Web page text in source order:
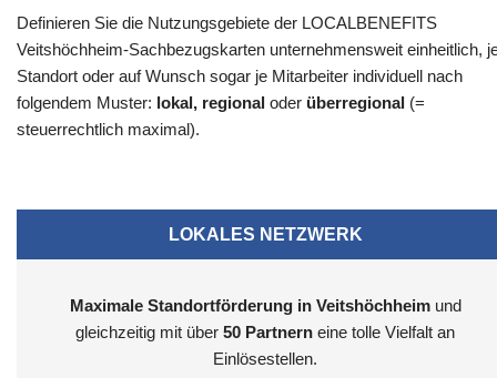
Definieren Sie die Nutzungsgebiete der LOCALBENEFITS
Veitshöchheim-Sachbezugskarten unternehmensweit einheitlich,
Standort oder auf Wunsch sogar je Mitarbeiter individuell nach
folgendem Muster: lokal, regional oder überregional (=
steuerrechtlich maximal).
LOKALES NETZWERK
Maximale Standortförderung in Veitshöchheimund
gleichzeitig mit über 50 Partnern eine tolle Vielfalt an
Einlösestellen.